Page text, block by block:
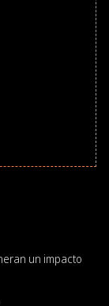
un impacto